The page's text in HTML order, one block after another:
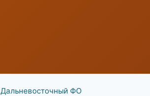
Дальневосточный ФО